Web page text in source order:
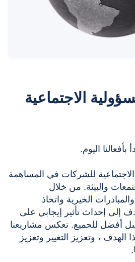
الاجتماعية
اليوم.
للشركات في المساهمة
والبيئة. من خلال
الخيرية واتخاذ
إلى إحداث تأثير إيجابي على
أفضل للجميع. تعكس مشاريعنا
، وتعزيز التغيير وتعزيز